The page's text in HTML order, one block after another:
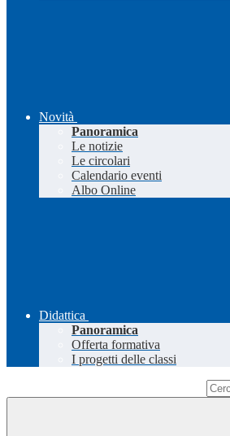
Novità
Panoramica
Le notizie
Le circolari
Calendario eventi
Albo Online
Didattica
Panoramica
Offerta formativa
I progetti delle classi